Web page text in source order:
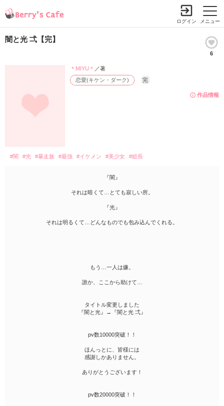
メニュー
ログイン
闇と光 弌【完】
6
作品情報
恋愛(キケン・ダーク) 完
＊MIYU＊ ／著
#闇 #光 #暴走族 #最強 #イケメン #美少女 #総長
『闇』
それは暗くて…とても寂しい所。
『光』
それは明るくて…どんなものでも包み込んでくれる。
もう…一人は嫌。
誰か、ここから助けて…
タイトル変更しました
『闇と光』→『闇と光 弌』
pv数10000突破！！
ほんっとに、皆様には
感謝しかありません。
ありがとうございます！
pv数20000突破！！